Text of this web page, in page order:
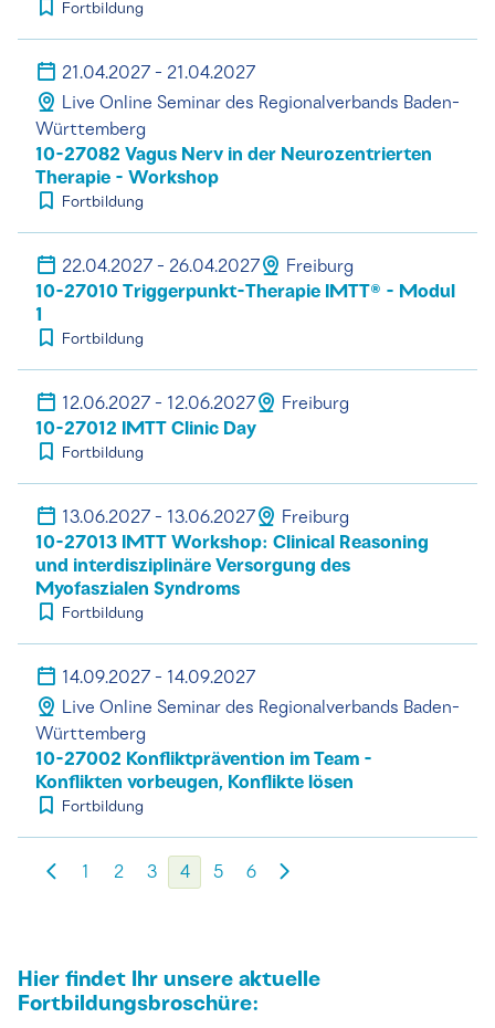
Fortbildung
21.04.2027 - 21.04.2027
Live Online Seminar des Regionalverbands Baden-
Württemberg
10-27082 Vagus Nerv in der Neurozentrierten
Therapie - Workshop
Fortbildung
22.04.2027 - 26.04.2027 Freiburg
10-27010 Triggerpunkt-Therapie IMTT® - Modul
1
Fortbildung
12.06.2027 - 12.06.2027 Freiburg
10-27012 IMTT Clinic Day
Fortbildung
13.06.2027 - 13.06.2027 Freiburg
10-27013 IMTT Workshop: Clinical Reasoning
und interdisziplinäre Versorgung des
Myofaszialen Syndroms
Fortbildung
14.09.2027 - 14.09.2027
Live Online Seminar des Regionalverbands Baden-
Württemberg
10-27002 Konfliktprävention im Team -
Konflikten vorbeugen, Konflikte lösen
Fortbildung
1 2 3 4 5 6
Hier findet Ihr unsere aktuelle
Fortbildungsbroschüre: